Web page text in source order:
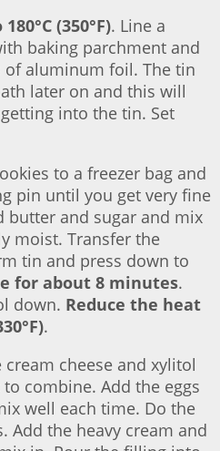
(350°F). Line a
baking parchment and
of aluminum foil. The tin
later on and this will
into the tin. Set
to a freezer bag and
pin until you get very fine
butter and sugar and mix
moist. Transfer the
tin and press down to
for about 8 minutes.
down. Reduce the heat
.
cheese and xylitol
combine. Add the eggs
well each time. Do the
Add the heavy cream and